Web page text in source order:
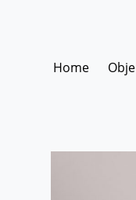
Home